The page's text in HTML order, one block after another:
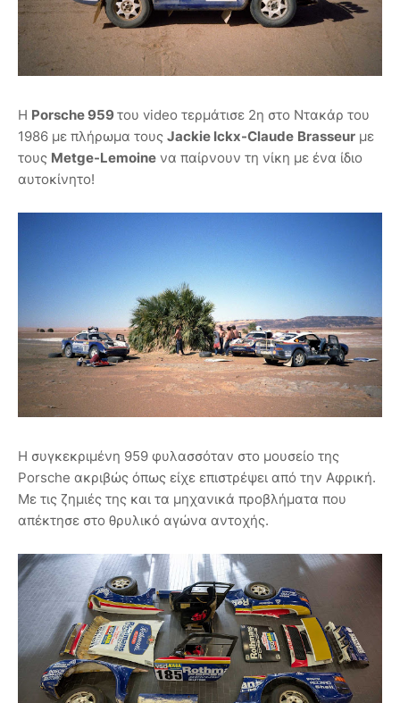
Η Porsche 959του video τερμάτισε 2η στο Ντακάρ του
1986 με πλήρωμα τους Jackie Ickx-Claude Brasseur με
τους Metge-Lemoine να παίρνουν τη νίκη με ένα ίδιο
αυτοκίνητο!
Η συγκεκριμένη 959 φυλασσόταν στο μουσείο της
Porsche ακριβώς όπως είχε επιστρέψει από την Αφρική.
Με τις ζημιές της και τα μηχανικά προβλήματα που
απέκτησε στο θρυλικό αγώνα αντοχής.